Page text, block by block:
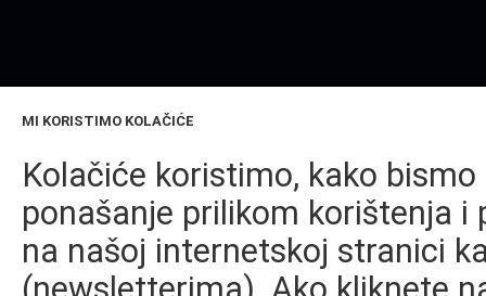
MI KORISTIMO KOLAČIĆE
Kolačiće koristimo, kako
ponašanje prilikom korištenja
na našoj internetskoj stranici